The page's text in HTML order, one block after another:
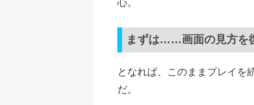
まずは……画面の見方を
となれば、このままプレイ
だ。